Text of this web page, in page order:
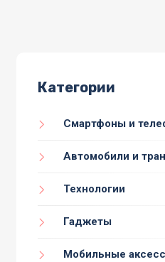
Категории
Смартфоны и
Автомобили и
Технологии
Гаджеты
Мобильные